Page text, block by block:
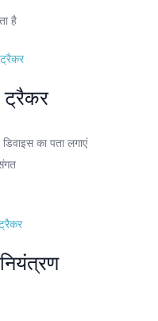
है
ट्रैकर
का पता लगाएं